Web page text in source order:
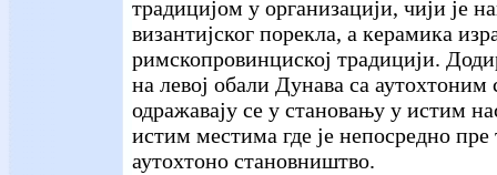
традицијом у организацији, чији је
византијског порекла, а керамика
римскопровинциској традицији.
на левој обали Дунава са
одражавају се у становању у истим
истим местима где је непосредно пре
аутохтоно становништво.